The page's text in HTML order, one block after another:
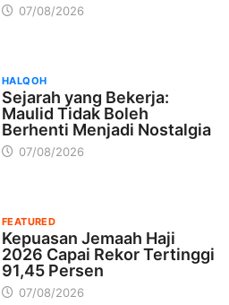
07/08/2026
HALQOH
Sejarah yang Bekerja:
Maulid Tidak Boleh
Berhenti Menjadi Nostalgia
07/08/2026
FEATURED
Kepuasan Jemaah Haji
2026 Capai Rekor Tertinggi
91,45 Persen
07/08/2026